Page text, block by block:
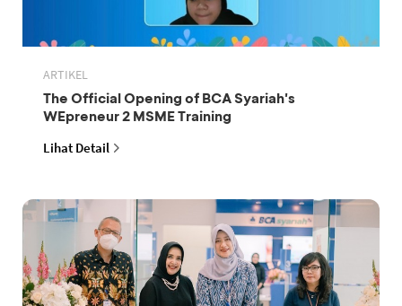
ARTIKEL
The Official Opening of BCA Syariah's
WEpreneur 2 MSME Training
Lihat Detail